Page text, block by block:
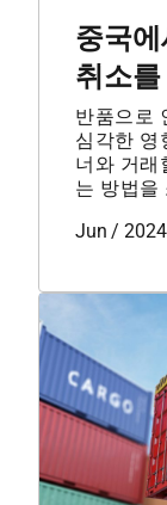
중국에
취소를
반품으로
심각한 영
너와 거래
는 방법을
Jun / 2024